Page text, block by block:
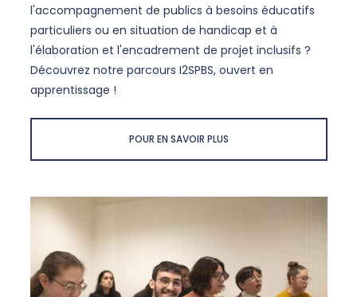
l'accompagnement de publics à besoins éducatifs
particuliers ou en situation de handicap et à
l'élaboration et l'encadrement de projet inclusifs ?
Découvrez notre parcours I2SPBS, ouvert en
apprentissage !
POUR EN SAVOIR PLUS